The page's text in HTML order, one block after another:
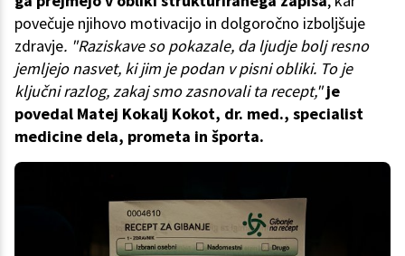
povečuje njihovo motivacijo in dolgoročno izboljšuje
zdravje. "Raziskave so pokazale, da ljudje bolj resno
jemljejo nasvet, ki jim je podan v pisni obliki. To je
ključni razlog, zakaj smo zasnovali ta recept," je
povedal Matej Kokalj Kokot, dr. med., specialist
medicine dela, prometa in športa.